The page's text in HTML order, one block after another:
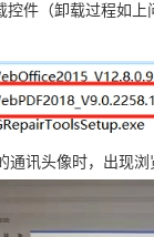
件（卸载过程如
通讯头像时，出现